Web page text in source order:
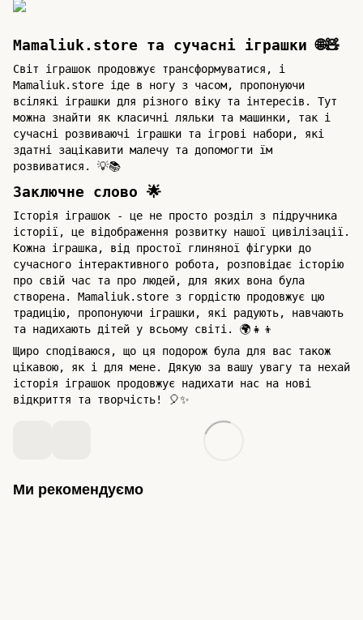
Mamaliuk.store та сучасні іграшки 🌐🧸
Світ іграшок продовжує трансформуватися, і
Mamaliuk.store іде в ногу з часом, пропонуючи
всілякі іграшки для різного віку та інтересів. Тут
можна знайти як класичні ляльки та машинки, так і
сучасні розвиваючі іграшки та ігрові набори, які
здатні зацікавити малечу та допомогти їм
розвиватися. 💡📚
Заключне слово 🌟
Історія іграшок - це не просто розділ з підручника
історії, це відображення розвитку нашої цивілізації.
Кожна іграшка, від простої глиняної фігурки до
сучасного інтерактивного робота, розповідає історію
про свій час та про людей, для яких вона була
створена. Mamaliuk.store з гордістю продовжує цю
традицію, пропонуючи іграшки, які радують, навчають
та надихають дітей у всьому світі. 🌍👧👦
Щиро сподіваюся, що ця подорож була для вас також
цікавою, як і для мене. Дякую за вашу увагу та нехай
історія іграшок продовжує надихати нас на нові
відкриття та творчість! 🎈✨
Ми рекомендуємо